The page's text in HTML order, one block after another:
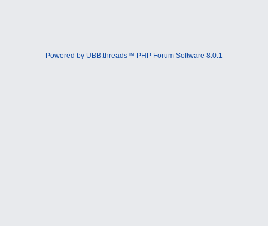
Powered by UBB.threads™ PHP Forum Software 8.0.1